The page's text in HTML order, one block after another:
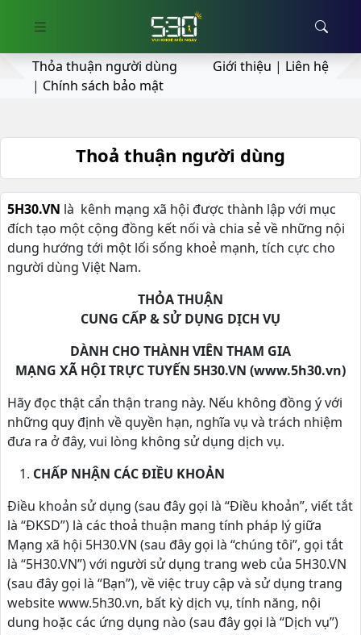
Thỏa thuận người dùng
| Chính sách bảo mật
Giới thiệu | Liên hệ
Thoả thuận người dùng
5H30.VN là kênh mạng xã hội được thành lập với mục
đích tạo một cộng đồng kết nối và chia sẻ về những nội
dung hướng tới một lối sống khoẻ mạnh, tích cực cho
người dùng Việt Nam.
THỎA THUẬN
CUNG CẤP & SỬ DỤNG DỊCH VỤ
DÀNH CHO THÀNH VIÊN THAM GIA
MẠNG XÃ HỘI TRỰC TUYẾN 5H30.VN (www.5h30.vn)
Hãy đọc thật cẩn thận trang này. Nếu không đồng ý với
những quy định về quyền hạn, nghĩa vụ và trách nhiệm
đưa ra ở đây, vui lòng không sử dụng dịch vụ.
CHẤP NHẬN CÁC ĐIỀU KHOẢN
Điều khoản sử dụng (sau đây gọi là “Điều khoản”, viết tắt
là “ĐKSD”) là các thoả thuận mang tính pháp lý giữa
Mạng xã hội 5H30.VN (sau đây gọi là “chúng tôi”, gọi tắt
là “5H30.VN”) với người sử dụng trang web của 5H30.VN
(sau đây gọi là “Bạn”), về việc truy cập và sử dụng trang
website www.5h30.vn, bất kỳ dịch vụ, tính năng, nội
dung hoặc các ứng dụng nào (sau đây gọi là “Dịch vụ”)